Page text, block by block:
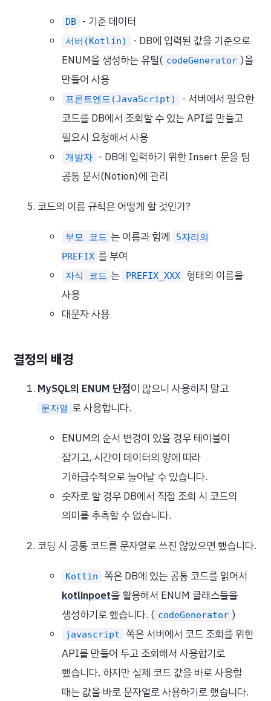
DB - 기준 데이터
서버(Kotlin)
- DB에 입력된 값을 기준으로
ENUM을 생성하는 유틸( codeGenerator )을
만들어 사용
프론트엔드(JavaScript)
- 서버에서 필요한
코드를 DB에서 조회할 수 있는 API를 만들고
필요시 요청해서 사용
개발자
- DB에 입력하기 위한 Insert 문을 팀
공통 문서(Notion)에 관리
코드의 이름 규칙은 어떻게 할 것인가?
부모 코드 는 이름과 함께
5자리의
PREFIX 를 부여
자식 코드 는 PREFIX_XXX
형태의 이름을
사용
대문자 사용
결정의 배경
MySQL의 ENUM 단점이 많으니 사용하지 말고
문자열 로 사용합니다.
ENUM의 순서 변경이 있을 경우 테이블이
잠기고, 시간이 데이터의 양에 따라
기하급수적으로 늘어날 수 있습니다.
숫자로 할 경우 DB에서 직접 조회 시 코드의
의미를 추측할 수 없습니다.
코딩 시 공통 코드를 문자열로 쓰진 않았으면 했습니다.
Kotlin
쪽은 DB에 있는 공통 코드를 읽어서
kotlinpoet을 활용해서 ENUM 클래스들을
생성하기로 했습니다. ( codeGenerator )
javascript
쪽은 서버에서 코드 조회를 위한
API를 만들어 두고 조회해서 사용합기로
했습니다. 하지만 실제 코드 값을 바로 사용할
때는 값을 바로 문자열로 사용하기로 했습니다.